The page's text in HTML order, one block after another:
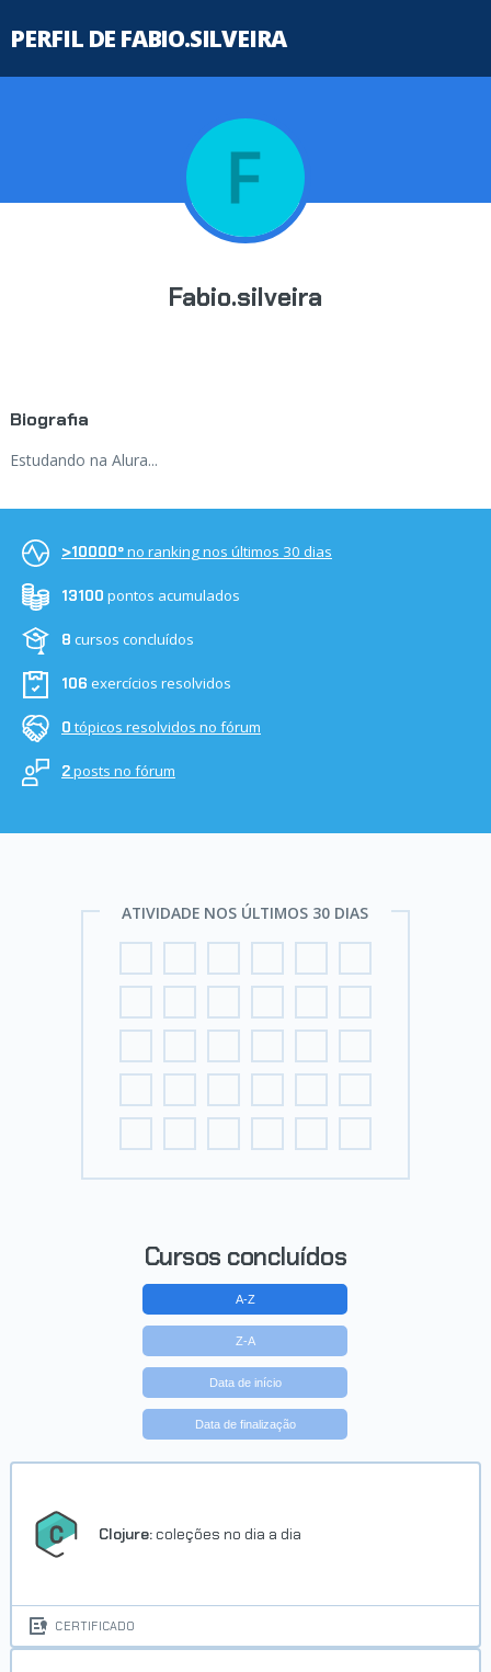
PERFIL DE FABIO.SILVEIRA
Fabio.silveira
Biografia
Estudando na Alura...
>10000ºno ranking nos últimos 30 dias
13100 pontos acumulados
8 cursos concluídos
106 exercícios resolvidos
0 tópicos resolvidos no fórum
2posts no fórum
ATIVIDADE NOS ÚLTIMOS 30 DIAS
Cursos concluídos
A-Z
Z-A
Data de início
Data de finalização
Clojure: coleções no dia a dia
CERTIFICADO